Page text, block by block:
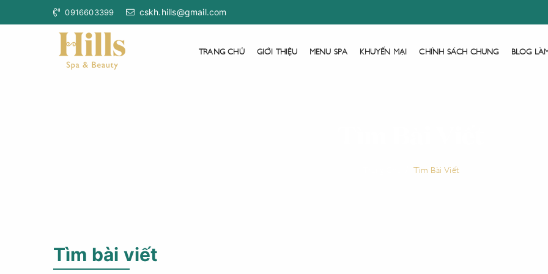
0916603399 cskh.hills@gmail.com
TRANG CHỦ GIỚI THIỆU MENU SPA KHUYẾN MẠI CHÍNH SÁCH CHUNG BLOG
Tìm Bài Viết
Tìm bài viết